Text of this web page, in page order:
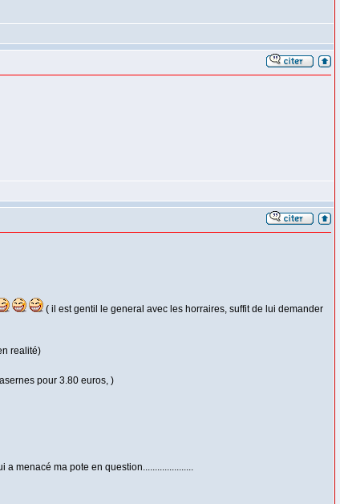
( il est gentil le general avec les horraires, suffit de lui demander
realité)
pour 3.80 euros, )
menacé ma pote en question.....................